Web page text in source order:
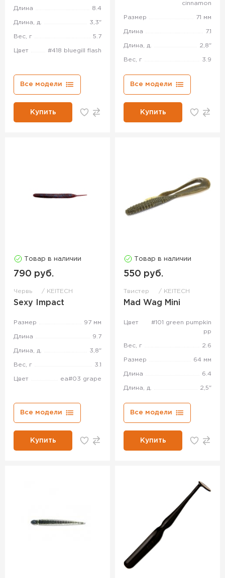
Длина 8.4
Длина, д. 3,3"
Вес, г 5.7
Цвет #418 bluegill flash
Все модели
Купить
cinnamon
Размер 71 мм
Длина 7.1
Длина, д. 2,8"
Вес, г 3.9
Все модели
Купить
Товар в наличии
790 руб.
Червь KEITECH
Sexy Impact
Размер 97 мм
Длина 9.7
Длина, д. 3,8"
Вес, г 3.1
Цвет ea#03 grape
Все модели
Купить
Товар в наличии
550 руб.
Твистер KEITECH
Mad Wag Mini
Цвет
#101 green pumpkin
pp
Вес, г 2.6
Размер 64 мм
Длина 6.4
Длина, д. 2,5"
Все модели
Купить